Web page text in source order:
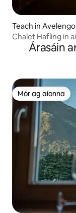
Teach in
Chalet Hafling in
Árasáin
Mór ag aíonna
Mór ag aíonna